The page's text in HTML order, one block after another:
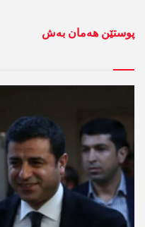
پوستێن ھەمان بەش